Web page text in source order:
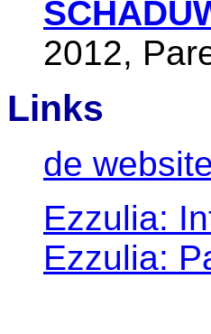
2012,
Links
de
Ezzulia:
Ezzulia: